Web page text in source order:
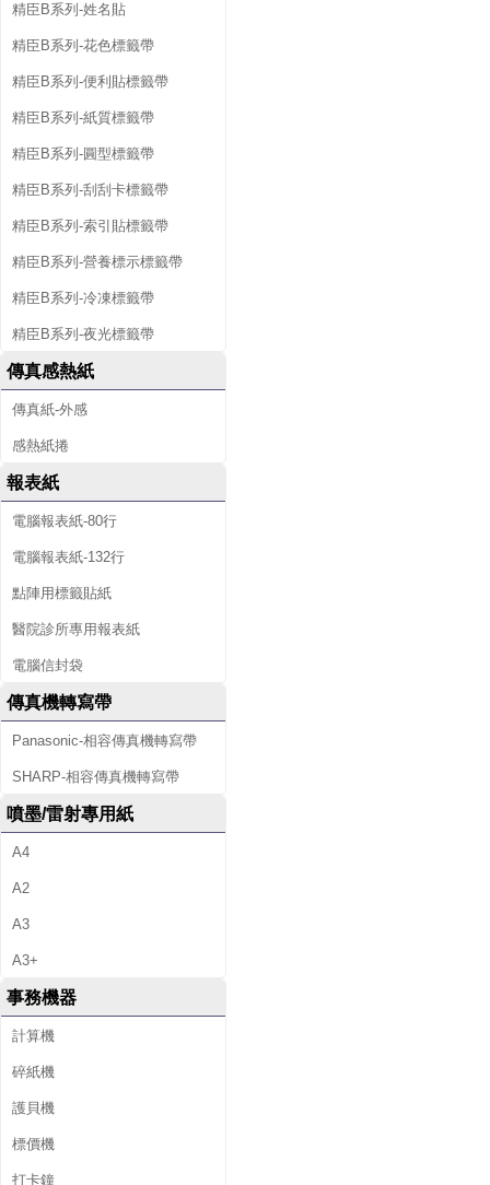
精臣B系列-姓名貼
精臣B系列-花色標籤帶
精臣B系列-便利貼標籤帶
精臣B系列-紙質標籤帶
精臣B系列-圓型標籤帶
精臣B系列-刮刮卡標籤帶
精臣B系列-索引貼標籤帶
精臣B系列-營養標示標籤帶
精臣B系列-冷凍標籤帶
精臣B系列-夜光標籤帶
傳真感熱紙
傳真紙-外感
感熱紙捲
報表紙
電腦報表紙-80行
電腦報表紙-132行
點陣用標籤貼紙
醫院診所專用報表紙
電腦信封袋
傳真機轉寫帶
Panasonic-相容傳真機轉寫帶
SHARP-相容傳真機轉寫帶
噴墨/雷射專用紙
A4
A2
A3
A3+
事務機器
計算機
碎紙機
護貝機
標價機
打卡鐘